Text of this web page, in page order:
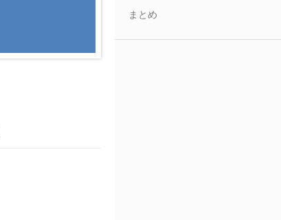
まとめ